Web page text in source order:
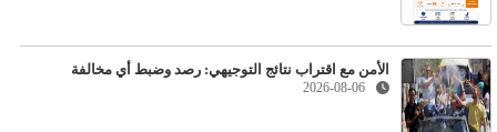
الأمن مع اقتراب نتائج التوجيهي: رصد وضبط أي مخالفة
2026-08-06